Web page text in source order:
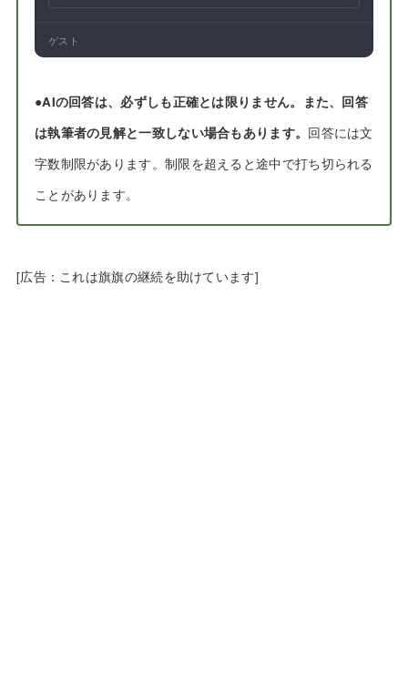
ゲスト
●AIの回答は、必ずしも正確とは限りません。また、回答
は執筆者の見解と一致しない場合もあります。 回答には文
字数制限があります。制限を超えると途中で打ち切られる
ことがあります。
[広告：これは旗旗の継続を助けています]